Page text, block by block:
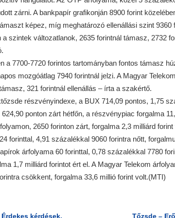
zárni. A bankpapír grafikonján 8900 forint
képez, míg meghatározó ellenállási szint 9360
a szintek változatlanok, 2635 forintnál támasz, 2732
a 7700-7720 forintos tartományban fontos támasz
mozgóátlag 7940 forintnál jelzi. A Magyar
321 forintnál ellenállás – írta a szakértő.
részvényindexe, a BUX 714,09 pontos, 1,75
ponton zárt hétfőn, a részvénypiac forgalma
2650 forinton zárt, forgalma 2,3 milliárd
forinttal, 4,91 százalékkal 9060 forintra nőtt,
árfolyama 60 forinttal, 0,78 százalékkal 7780
1,7 milliárd forintot ért el. A Magyar Telekom
csökkent, forgalma 33,6 millió forint volt.(MTI)
kérdések,
Tőzsde –